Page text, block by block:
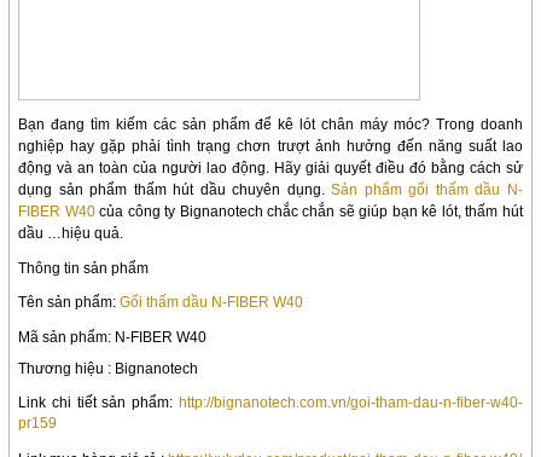
Bạn đang tìm kiếm các sản phẩm để kê lót chân máy móc? Trong doanh
nghiệp hay gặp phải tình trạng chơn trượt ảnh hưởng đến năng suất lao
động và an toàn của người lao động. Hãy giải quyết điều đó bằng cách sử
dụng sản phẩm thấm hút dầu chuyên dụng.Sản phẩm gối thấm dầu N-
FIBER W40của công ty Bignanotech chắc chắn sẽ giúp bạn kê lót, thấm hút
dầu …hiệu quả.
Thông tin sản phẩm
Tên sản phẩm:Gối thấm dầu N-FIBER W40
Mã sản phẩm: N-FIBER W40
Thương hiệu : Bignanotech
Link chi tiết sản phẩm: http://bignanotech.com.vn/goi-tham-dau-n-fiber-w40-
pr159